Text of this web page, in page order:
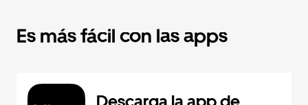
Es más fácil con las apps